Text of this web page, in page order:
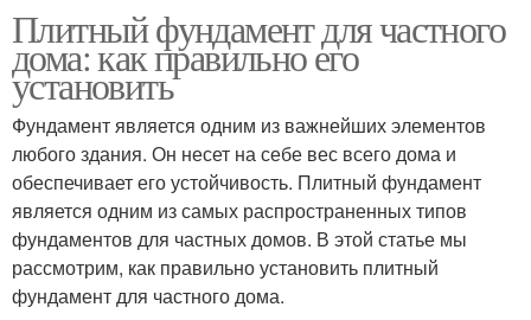
Плитный фундамент для частного
дома: как правильно его
установить
Фундамент является одним из важнейших элементов
любого здания. Он несет на себе вес всего дома и
обеспечивает его устойчивость. Плитный фундамент
является одним из самых распространенных типов
фундаментов для частных домов. В этой статье мы
рассмотрим, как правильно установить плитный
фундамент для частного дома.